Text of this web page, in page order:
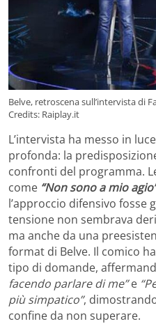
Belve, retroscena sull’intervista di
Credits: Raiplay.it
L’intervista ha messo in
profonda: la
confronti del programma.
come “Non sono a mio
l’approccio difensivo fosse
tensione non sembrava
ma anche da una
format di Belve. Il comico
tipo di domande,
facendo parlare di me”e
più simpatico”,
confine da non superare.